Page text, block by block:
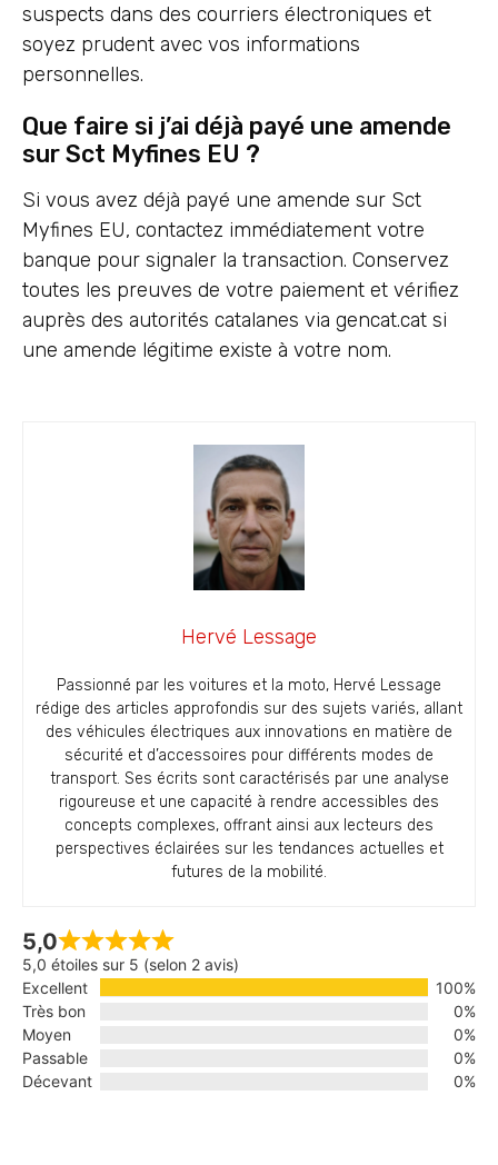
suspects dans des courriers électroniques et
soyez prudent avec vos informations
personnelles.
Que faire si j’ai déjà payé une amende
sur Sct Myfines EU ?
Si vous avez déjà payé une amende sur Sct
Myfines EU, contactez immédiatement votre
banque pour signaler la transaction. Conservez
toutes les preuves de votre paiement et vérifiez
auprès des autorités catalanes via gencat.cat si
une amende légitime existe à votre nom.
Hervé Lessage
Passionné par les voitures et la moto, Hervé Lessage
rédige des articles approfondis sur des sujets variés, allant
des véhicules électriques aux innovations en matière de
sécurité et d’accessoires pour différents modes de
transport. Ses écrits sont caractérisés par une analyse
rigoureuse et une capacité à rendre accessibles des
concepts complexes, offrant ainsi aux lecteurs des
perspectives éclairées sur les tendances actuelles et
futures de la mobilité.
5,0
5,0 étoiles sur 5 (selon 2 avis)
Excellent
100%
Très bon
0%
Moyen
0%
Passable
0%
Décevant
0%